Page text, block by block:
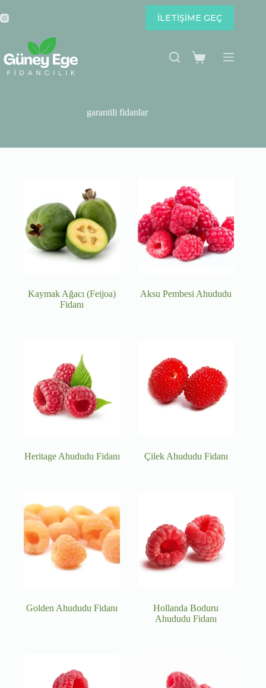
to
content
İLETİŞİME GEÇ
Shopping
garantili fidanlar
Kaymak Ağacı (Feijoa)
Fidanı
Aksu Pembesi Ahududu
Heritage Ahududu Fidanı Çilek Ahududu Fidanı
Golden Ahududu Fidanı
Hollanda Boduru
Ahududu Fidanı